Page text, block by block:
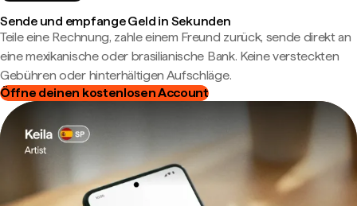
Sende und empfange Geld in Sekunden
Teile eine Rechnung, zahle einem Freund zurück, sende direkt an
eine mexikanische oder brasilianische Bank. Keine versteckten
Gebühren oder hinterhältigen Aufschläge.
Öffne deinen kostenlosen Account